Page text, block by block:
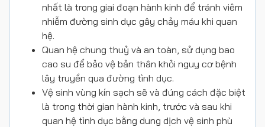
nhất là trong giai đoạn hành kinh để tránh viêm
nhiễm đường sinh dục gây chảy máu khi quan
hệ.
Quan hệ chung thuỷ và an toàn, sử dụng bao
cao su để bảo vệ bản thân khỏi nguy cơ bệnh
lây truyền qua đường tình dục.
Vệ sinh vùng kín sạch sẽ và đúng cách đặc biệt
là trong thời gian hành kinh, trước và sau khi
quan hệ tình dục bằng dung dịch vệ sinh phù